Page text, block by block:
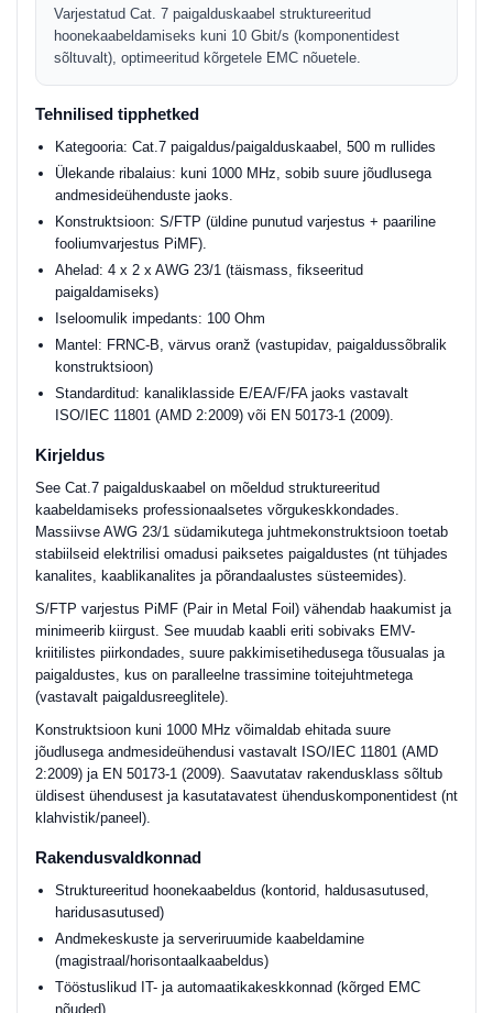
Varjestatud Cat. 7 paigalduskaabel struktureeritud
hoonekaabeldamiseks kuni 10 Gbit/s (komponentidest
sõltuvalt), optimeeritud kõrgetele EMC nõuetele.
Tehnilised tipphetked
Kategooria: Cat.7 paigaldus/paigalduskaabel, 500 m rullides
Ülekande ribalaius: kuni 1000 MHz, sobib suure jõudlusega
andmesideühenduste jaoks.
Konstruktsioon: S/FTP (üldine punutud varjestus + paariline
fooliumvarjestus PiMF).
Ahelad: 4 x 2 x AWG 23/1 (täismass, fikseeritud
paigaldamiseks)
Iseloomulik impedants: 100 Ohm
Mantel: FRNC-B, värvus oranž (vastupidav, paigaldussõbralik
konstruktsioon)
Standarditud: kanaliklasside E/EA/F/FA jaoks vastavalt
ISO/IEC 11801 (AMD 2:2009) või EN 50173-1 (2009).
Kirjeldus
See Cat.7 paigalduskaabel on mõeldud struktureeritud
kaabeldamiseks professionaalsetes võrgukeskkondades.
Massiivse AWG 23/1 südamikutega juhtmekonstruktsioon toetab
stabiilseid elektrilisi omadusi paiksetes paigaldustes (nt tühjades
kanalites, kaablikanalites ja põrandaalustes süsteemides).
S/FTP varjestus PiMF (Pair in Metal Foil) vähendab haakumist ja
minimeerib kiirgust. See muudab kaabli eriti sobivaks EMV-
kriitilistes piirkondades, suure pakkimisetihedusega tõusualas ja
paigaldustes, kus on paralleelne trassimine toitejuhtmetega
(vastavalt paigaldusreeglitele).
Konstruktsioon kuni 1000 MHz võimaldab ehitada suure
jõudlusega andmesideühendusi vastavalt ISO/IEC 11801 (AMD
2:2009) ja EN 50173-1 (2009). Saavutatav rakendusklass sõltub
üldisest ühendusest ja kasutatavatest ühenduskomponentidest (nt
klahvistik/paneel).
Rakendusvaldkonnad
Struktureeritud hoonekaabeldus (kontorid, haldusasutused,
haridusasutused)
Andmekeskuste ja serveriruumide kaabeldamine
(magistraal/horisontaalkaabeldus)
Tööstuslikud IT- ja automaatikakeskkonnad (kõrged EMC
nõuded)